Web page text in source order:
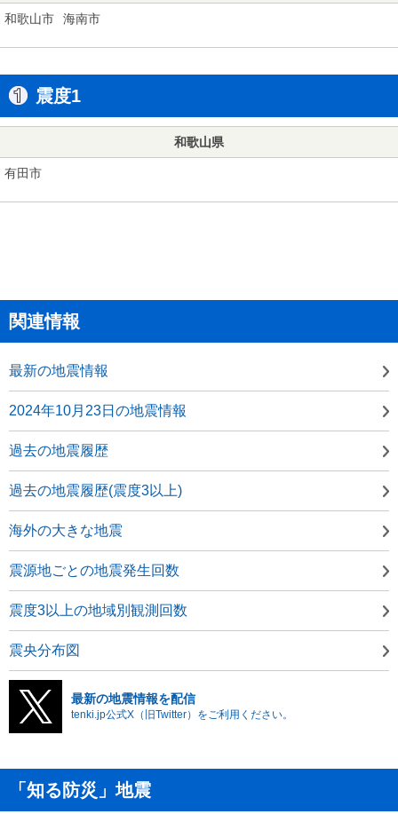
和歌山市 海南市
震度1
和歌山県
有田市
関連情報
最新の地震情報
2024年10月23日の地震情報
過去の地震履歴
過去の地震履歴(震度3以上)
海外の大きな地震
震源地ごとの地震発生回数
震度3以上の地域別観測回数
震央分布図
最新の地震情報を配信
tenki.jp公式X（旧Twitter）をご利用ください。
「知る防災」地震